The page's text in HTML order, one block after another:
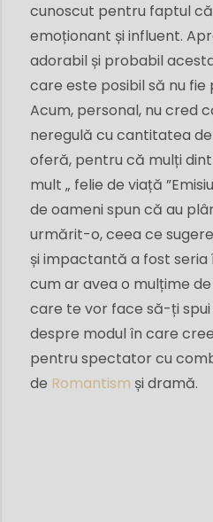
cunoscut pentru faptul
emoționant și influent.
adorabil și probabil
care este posibil să nu
Acum, personal, nu cred
neregulă cu cantitatea
oferă, pentru că mulți
mult „ felie de viață
de oameni spun că au
urmărit-o, ceea ce
și impactantă a fost seria
cum ar avea o mulțime
care te vor face să-ți
despre modul în care
pentru spectator cu
de Romantism și dramă.